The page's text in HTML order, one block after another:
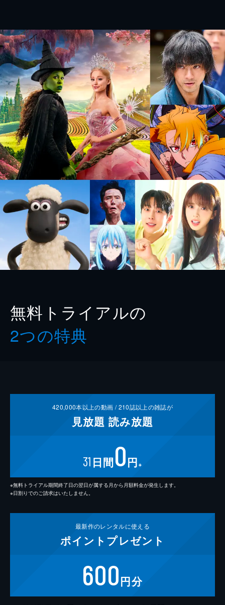
無料トライアルの
2つの特典
420,000本以上の動画 /210誌以上の雑誌が
見放題 読み放題
31 日間0円 ※
※無料トライアル期間終了日の翌日が属する月から月額料金が発生します。
※日割りでのご請求はいたしません。
最新作のレンタルに使える
ポイント プレゼント
600円分